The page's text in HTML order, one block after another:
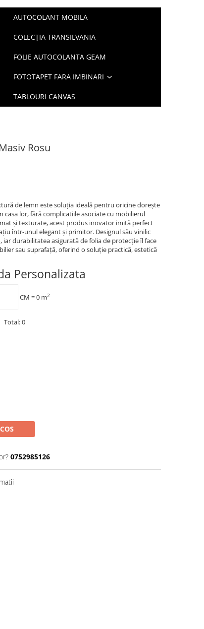
AUTOCOLANT MOBILA
COLECȚIA TRANSILVANIA
FOLIE AUTOCOLANTA GEAM
FOTOTAPET FARA IMBINARI
TABLOURI CANVAS
Rosu
de lemn este soluția ideală pentru oricine dorește
casa lor, fără complicatiile asociate cu mobilierul
și texturate, acest produs inovator imită perfect
într-unul elegant și primitor. Designul său vinilic
iar durabilitatea asigurată de folia de protecție îl face
sau suprafață, oferind o soluție practică, estetică
Personalizata
CM =0 m2
Total:0
0752985126